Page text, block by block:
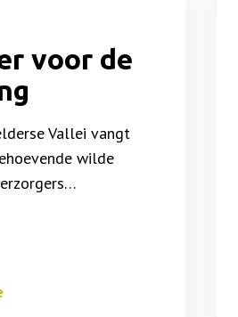
voor de
Vallei vangt
wilde